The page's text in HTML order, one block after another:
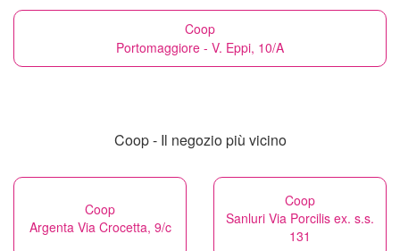
Coop
Portomaggiore - V. Eppi, 10/A
Coop - Il negozio più vicino
Coop
Argenta Via Crocetta, 9/c
Coop
Sanluri Via Porcilis ex. s.s.
131